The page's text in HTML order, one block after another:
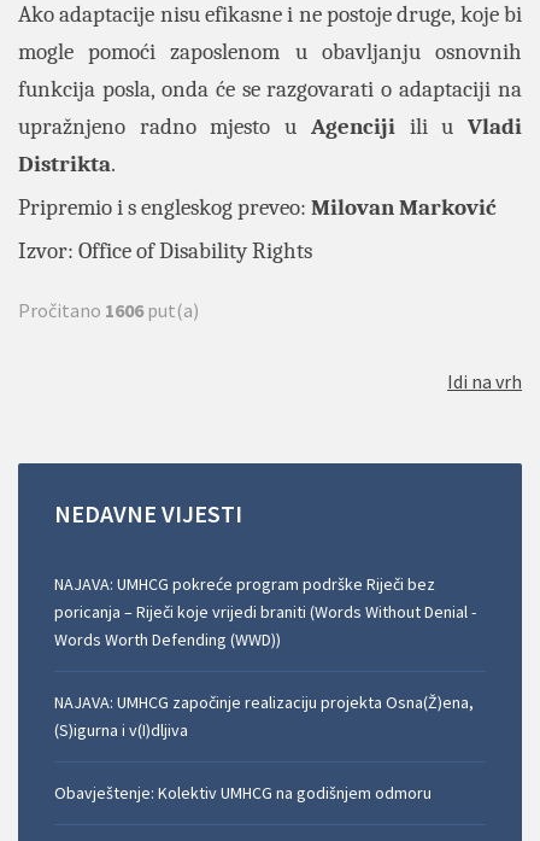
Ako adaptacije nisu efikasne i ne postoje druge, koje bi
mogle pomoći zaposlenom u obavljanju osnovnih
funkcija posla, onda će se razgovarati o adaptaciji na
upražnjeno radno mjesto u Agencijiili uVladi
Distrikta.
Pripremio i s engleskog preveo: Milovan Marković
Izvor: Office of Disability Rights
Pročitano 1606put(a)
Idi na vrh
NEDAVNE VIJESTI
NAJAVA: UMHCG pokreće program podrške Riječi bez
poricanja – Riječi koje vrijedi braniti (Words Without Denial -
Words Worth Defending (WWD))
NAJAVA: UMHCG započinje realizaciju projekta Osna(Ž)ena,
(S)igurna i v(I)dljiva
Obavještenje: Kolektiv UMHCG na godišnjem odmoru